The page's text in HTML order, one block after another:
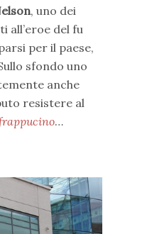
, uno dei
all’eroe del fu
per il paese,
sfondo uno
anche
resistere al
…